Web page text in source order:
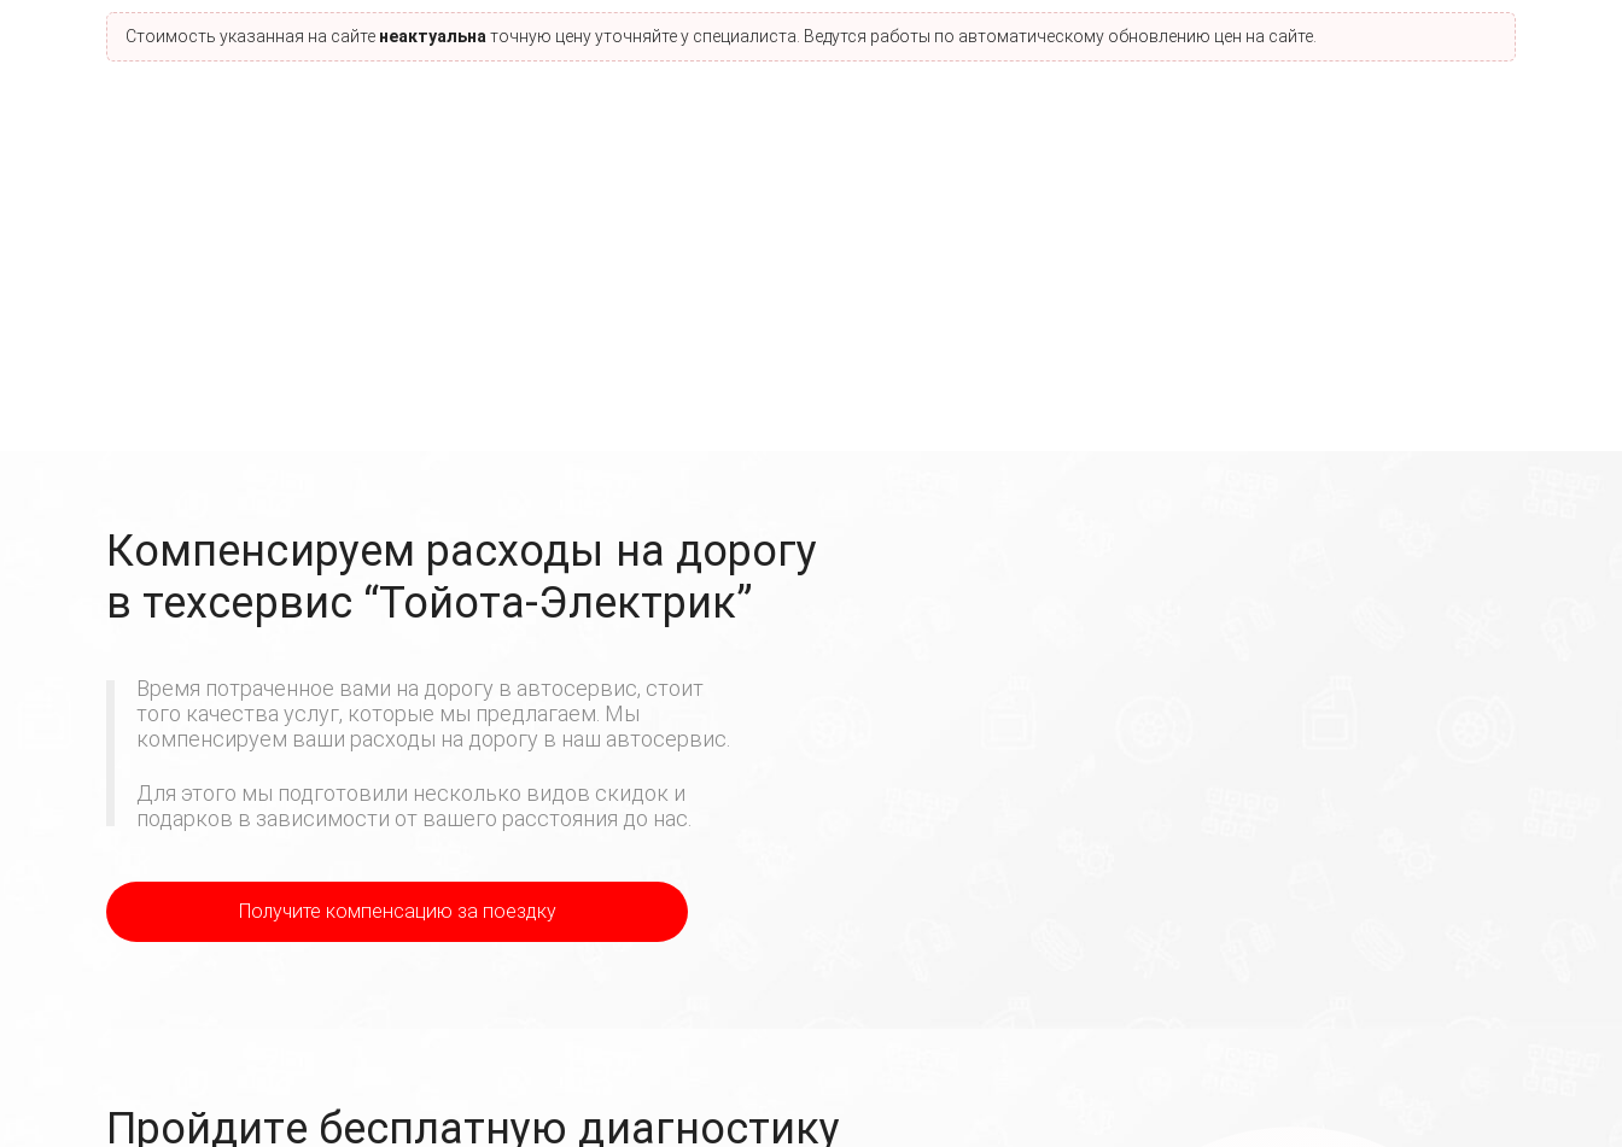
Стоимость указанная на сайте неактуальна точную цену уточняйте у специалиста. Ведутся работы по автоматическому обновлению цен на сайте.
Компенсируем расходы на дорогу
в техсервис “Тойота-Электрик”
Время потраченное вами на дорогу в автосервис, стоит
того качества услуг, которые мы предлагаем. Мы
компенсируем ваши расходы на дорогу в наш автосервис.
Для этого мы подготовили несколько видов скидок и
подарков в зависимости от вашего расстояния до нас.
Получите компенсацию за поездку
Пройдите бесплатную диагностику